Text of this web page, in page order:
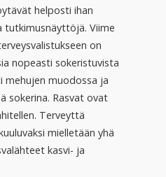
helposti ihan
tutkimusnäyttöjä. Viime
on
nopeasti sokeristuvista
mehujen muodossa ja
sokerina. Rasvat ovat
Terveyttä
mielletään yhä
kasvi- ja